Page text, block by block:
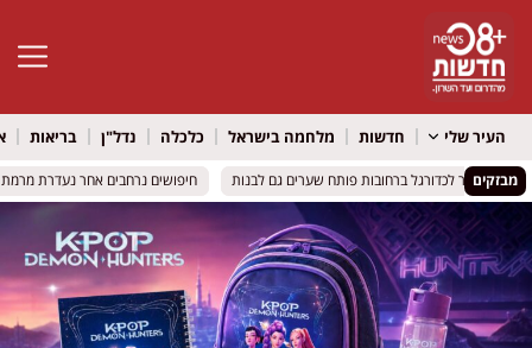
פתח
העיר שלי חדשות מלחמה בישראל כלכלה נדל"ן בריאות
מבזקים
הספר לכדורגל ברחובות פותח שערים גם לבנות
הספר לכדורגל ברחובות פותח שערים גם לבנות חיפושים נרחבים אחר נעדרת מרמת גן
חיפושים נרחבים אחר נעדרת מרמת גן